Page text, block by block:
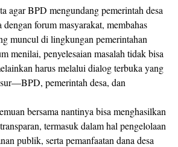
agar BPD mengundang pemerintah desa
forum masyarakat, membahas
muncul di lingkungan pemerintahan
menilai, penyelesaian masalah tidak bisa
harus melalui dialog terbuka yang
pemerintah desa, dan
bersama nantinya bisa menghasilkan
termasuk dalam hal pengelolaan
publik, serta pemanfaatan dana desa